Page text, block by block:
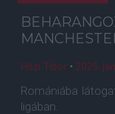
Házi Tibor • 2025.
Romániába
ligában.